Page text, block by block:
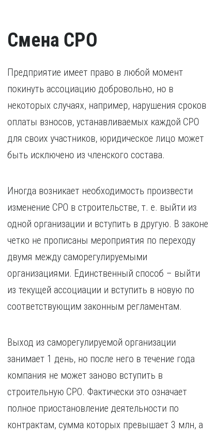
квалификации в течение последних пяти лет. В случае,
если повышение квалификации проходило за пределами
Смена СРО
Предприятие имеет право в любой момент
покинуть ассоциацию добровольно, но в
некоторых случаях, например, нарушения сроков
оплаты взносов, устанавливаемых каждой СРО
для своих участников, юридическое лицо может
быть исключено из членского состава.
Иногда возникает необходимость произвести
изменение СРО в строительстве, т. е. выйти из
одной организации и вступить в другую. В законе
четко не прописаны мероприятия по переходу
двумя между саморегулируемыми
организациями. Единственный способ – выйти
из текущей ассоциации и вступить в новую по
соответствующим законным регламентам.
Выход из саморегулируемой организации
занимает 1 день, но после него в течение года
компания не может заново вступить в
строительную СРО. Фактически это означает
полное приостановление деятельности по
контрактам, сумма которых превышает 3 млн, а